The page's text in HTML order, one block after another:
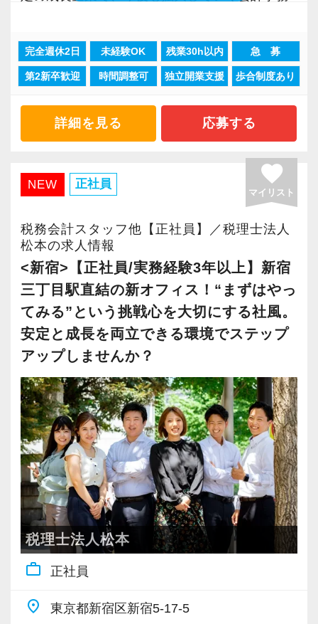
会社の良いところは“温かさ”があります。
お客様に対しても、仲間に対しても、アットホ
ームで明るい会社です。
チームで動いているので、わからないことや困
ったことの相談先にも迷わず、何でもすぐに聞
数字が好きで人と関わるのが好きな人でした
ら、この仕事に向いていると思います。
お客様からの「ありがとう」が、最大のやりが
いになります！
はじめての仕事には不安もあるかもしれません
が、当社は同じ目標をもったインターンの数も
多く心強いですよ。やる気のある方、ご応募お
待ちしています！
や問題点もでてきますが、一つずつ確実に乗り
越えていきましょう！
常に自ら学ぶ姿勢で臨んでください。着実に実
績を作りながら課題や問題の分析スキルを身に
付ける経験を積むことが自信に繋がります。
ので、安心して仲間と一緒に働く楽しさと自分
の成⻑を日々実感して頂けると思います。
自分が「将来こうなりたい」「こんな風に成⻑
したい」「こういうサービスを提供したい」と
いう夢を語れる若いパワーのある方を求めてい
ます。
新しい扉を開けるのはとても勇気がいることで
すが、輝ける未来のために一歩を踏み出して一
緒に頑張っていきませんか？
【現役スタッフの声】
インターンから新卒で入社しました。
インターン時代は「ここまでやるの！？」とい
うくらい実践に近い形の業務を任されて大変な1
年でしたが、だからこそ実力がつき達成感を得
ることができました。
まだ入社１年目ですが、すでに法人20件・個人8
件を担当させてもらっています。
現在は、税理士を目指して勉強にも励んでいま
す。
タッフ・オフィス責任者からのチェックと国税
OBのダブルチェックがあります。
ら実務を経験することで、半年もすればある程
度一人で仕事をすることができるようになりま
これまでも多くのインターン生が実践型インタ
ーン制度を使い、ステップアップを実現してき
た実績が当社にはあります！
実践型インターンを通して学校では絶対に学ぶ
ことができない知識と実務を徹底的に磨くこと
ができます。
インターン終了後は新卒採用の道も用意してい
【各種社会保険完備、ユニークな手当制度あ
り】
社会保険等の一般的な福利厚生の他に、各種手
当も充実。
税務能力検定等の資格検定に合格するともらえ
る「合格手当」など、当社ならではの制度を設
けているので、ぜひ活用してください。
詳しくはこちら（リンク先：https://www.tokyo-
consulting.com/recruit/environment/benefits）
【成長のための5つのこだわりを大事にしていま
で、育成には多くの実績と自信があります。
安心してこの業界に飛び込んできてください！
入社後はOJTとOFF-JTを並行してマンツーマン
で指導します。
まったくの未経験者であれば、税務や会計に関
する座学や教養はOFF-JTで学びながら実務やお
客様対応についてはOJTで実践的に研修を実
施。
社内のロープレでお客様対応の練習ができるの
で、より堅実にステップアップすることができ
ます。
まずは簡単な入力業務から少しずつ仕事に慣れ
てもらい、できることを増やしながら徐々に担
当をお任せしていきます。
私たちが未経験者に求めるのは、謙虚さと素直
さです。
常に学ぶ姿勢を忘れず、謙虚に仕事に取り組ん
でくださる方を求めます。
わからないことがあれば、誰でも最初は初心者
なので、遠慮なく何でも聞いてください。
【こんな方を求めています】
・新しいことでも吸収して取り組んでいただけ
る人
・わからないことはわからないと素直に言える
取得しました。
「職場環境改善宣言企業」と「経営労務診断実
い環境づくりを積極的に推進していきます。
長く安心して働ける環境を用意してお待ちして
おりますので、当社で将来の不安なく働いてみ
ませんか？
【渋谷の事務所はこんなオフィスです】
2021年6月にオープンしたオフィス。
新宿オフィスの精鋭スタッフが立ち上げメンバ
ーとして運営をスタートしました。
都心部ということもあり、IT系など最先端の技
術を取り扱うお客様が多いのが特徴です。
20代が中心となっており、専門学校が近くにあ
ることから資格取得に励むスタッフが多く活躍
しています。
若いメンバーが多く明るい雰囲気で、全員がや
る気に満ちあふれています。
自主性がある方には活躍できる舞台はいくらで
もご用意するので、この業界で何か成し遂げた
い目標がある方は、ぜひ当社の門を叩いてくだ
さい！
頼される税務のプロを目指せます】
現在当社では「渋谷」「新宿」「錦糸町」
「柏」「横浜」「大阪」の６拠点を展開してい
2021年6月に「渋谷オフィス」を新設し、その
後「新宿オフィス」「大阪オフィス」「錦糸町
さらに2022年12月には「柏オフィス」を開設
し、2025年には大阪オフィスを増床するなど、
事業拡大を続けています。
安定性抜群の環境で自己成長を実現できます。
社員の持つ「やる・やりたい」という気持ちを
大事にしているため、資格を持っていなくて
も、スピーディーなキャリアアップが可能で
す！
充実した実務重視のOJTで、安心して職務経験
と知識をゼロから身に付けられます！
税務・会計の経験と知識を磨きながらステップ
アップを目指しませんか？
【対象業種100種以上！節税・融資・税務調査に
強い税理士法人です】
創業以来17年連続増収増益、顧問先数2500以
上、全国6拠点で安定的に成長中です。
お客様に事務所までご来社いただく来所型サー
います。
完全週休2日 未経験OK 残業30h以内 急 募
第2新卒歓迎 時間調整可 独立開業支援 歩合制度あり
詳細を見る 応募する
NEW 正社員 favorite
マイリスト
税務会計スタッフ他【正社員】／税理士法人
松本の求人情報
<新宿>【正社員/実務経験3年以上】新宿
三丁目駅直結の新オフィス！“まずはやっ
てみる”という挑戦心を大切にする社風。
安定と成長を両立できる環境でステップ
アップしませんか？
税理士法人松本
work_outline 正社員
place 東京都新宿区新宿5-17-5